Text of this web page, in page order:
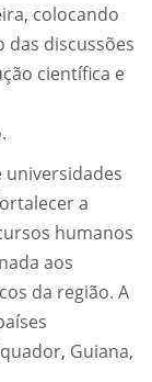
colocando
das discussões
científica e
universidades
a
humanos
aos
da região. A
Guiana,